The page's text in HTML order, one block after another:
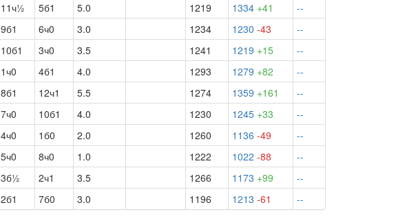
11ч½ 5б1 5.0 1219 1334 +41
--
9б1 6ч0 3.0 1234 1230 -43
--
10б1 3ч0 3.5 1241 1219 +15
--
1ч0 4б1 4.0 1293 1279 +82
--
8б1 12ч1 5.5 1274 1359 +161
--
7ч0 10б1 4.0 1230 1245 +33
--
4ч0 1б0 2.0 1260 1136 -49
--
5ч0 8ч0 1.0 1222 1022 -88
--
3б½ 2ч1 3.5 1266 1173 +99
--
2б1 7б0 3.0 1196 1213 -61 --